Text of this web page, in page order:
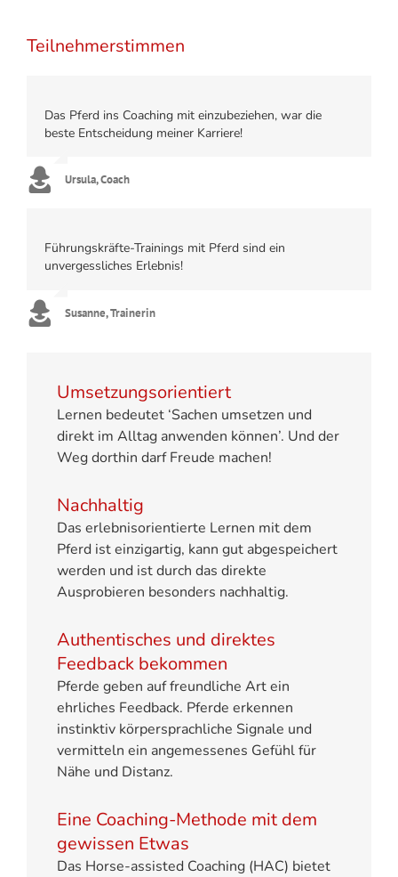
Teilnehmerstimmen
Das Pferd ins Coaching mit einzubeziehen, war die
beste Entscheidung meiner Karriere!
Ursula, Coach
Führungskräfte-Trainings mit Pferd sind ein
unvergessliches Erlebnis!
Susanne, Trainerin
Umsetzungsorientiert
Lernen bedeutet ‘Sachen umsetzen und
direkt im Alltag anwenden können’. Und der
Weg dorthin darf Freude machen!
Nachhaltig
Das erlebnisorientierte Lernen mit dem
Pferd ist einzigartig, kann gut abgespeichert
werden und ist durch das direkte
Ausprobieren besonders nachhaltig.
Authentisches und direktes
Feedback bekommen
Pferde geben auf freundliche Art ein
ehrliches Feedback. Pferde erkennen
instinktiv körpersprachliche Signale und
vermitteln ein angemessenes Gefühl für
Nähe und Distanz.
Eine Coaching-Methode mit dem
gewissen Etwas
Das Horse-assisted Coaching (HAC) bietet